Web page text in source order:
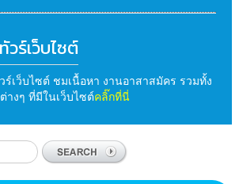
วร์เว็บไซต์
ร์เว็บไซต์ ชมเนื้อหา งานอาสาสมัคร รวมทั้ง
างๆ ที่มีในเว็บไซต์คลิ๊กที่นี่